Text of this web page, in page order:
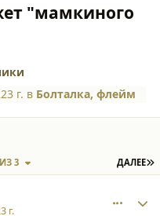
"мамкиного
3 г. в Болталка, флейм
ДАЛЕЕ
3
3 г.